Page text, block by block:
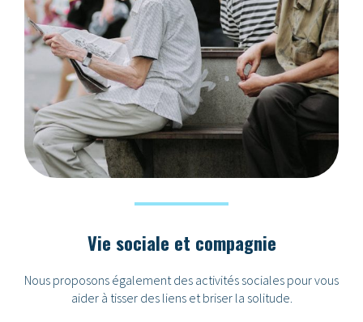
Vie sociale et compagnie
Nous proposons également des activités sociales pour vous
aider à tisser des liens et briser la solitude.